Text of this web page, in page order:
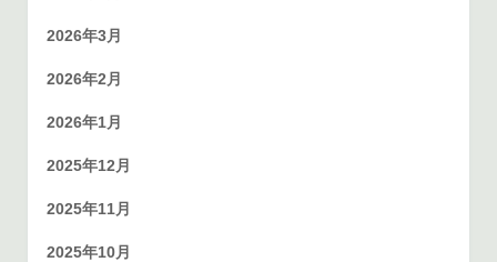
2026年3月
2026年2月
2026年1月
2025年12月
2025年11月
2025年10月